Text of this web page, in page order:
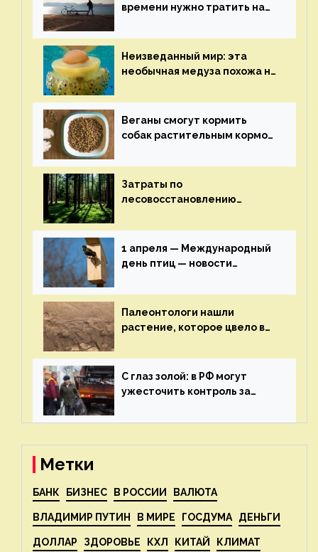
времени нужно тратить на
здоровья — новости экологии
на ECOportal
Неизведанный мир: эта
необычная медуза похожа на
экологии на ECOportal
Веганы смогут кормить
собак растительным кормом
здоровье — новости
экологии на ECOportal
Затраты по
лесовосстановлению
строительства — новости
экологии на ECOportal
1 апреля — Международный
день птиц — новости
Палеонтологи нашли
растение, которое цвело в
экологии на ECOportal
С глаз золой: в РФ могут
ужесточить контроль за
— новости экологии на
Метки
БАНК БИЗНЕС В РОССИИ ВАЛЮТА
ВЛАДИМИР ПУТИН В МИРЕ ГОСДУМА ДЕНЬГИ
ДОЛЛАР ЗДОРОВЬЕ КХЛ КИТАЙ КЛИМАТ